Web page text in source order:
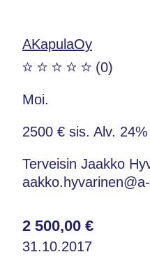
AKapulaOy
(0)
Moi.
2500 € sis. Alv. 24%
Terveisin Jaakko
2 500,00 €
31.10.2017